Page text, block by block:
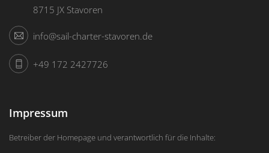
8715 JX Stavoren
info@sail-charter-stavoren.de
+49 172 2427726
Impressum
Betreiber der Homepage und verantwortlich für die Inhalte: